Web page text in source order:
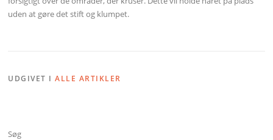
uden at gøre det stift og klumpet.
UDGIVET IALLE ARTIKLER
Søg